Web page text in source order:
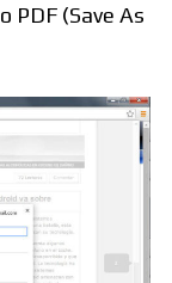
PDF (Save As